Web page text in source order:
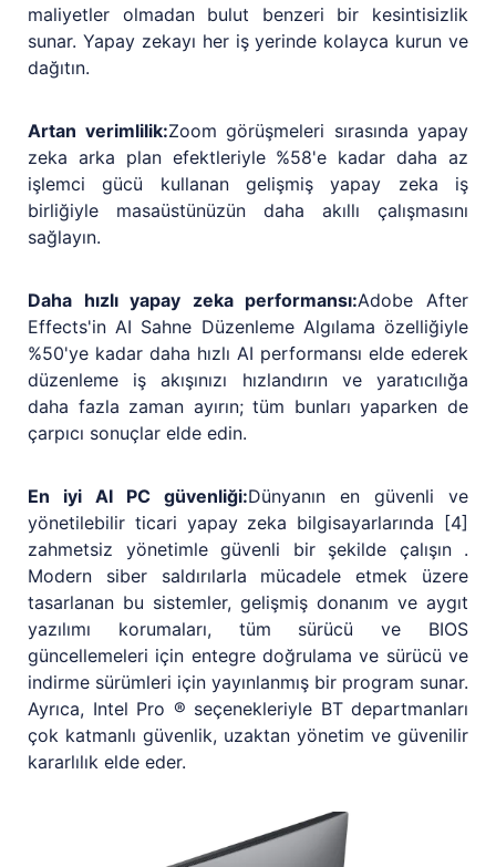
maliyetler olmadan bulut benzeri bir kesintisizlik
sunar. Yapay zekayı her iş yerinde kolayca kurun ve
dağıtın.
Artan verimlilik:Zoom görüşmeleri sırasında yapay
zeka arka plan efektleriyle %58'e kadar daha az
işlemci gücü kullanan gelişmiş yapay zeka iş
birliğiyle masaüstünüzün daha akıllı çalışmasını
sağlayın.
Daha hızlı yapay zeka performansı:Adobe After
Effects'in AI Sahne Düzenleme Algılama özelliğiyle
%50'ye kadar daha hızlı AI performansı elde ederek
düzenleme iş akışınızı hızlandırın ve yaratıcılığa
daha fazla zaman ayırın; tüm bunları yaparken de
çarpıcı sonuçlar elde edin.
En iyi AI PC güvenliği:Dünyanın en güvenli ve
yönetilebilir ticari yapay zeka bilgisayarlarında [4]
zahmetsiz yönetimle güvenli bir şekilde çalışın .
Modern siber saldırılarla mücadele etmek üzere
tasarlanan bu sistemler, gelişmiş donanım ve aygıt
yazılımı korumaları, tüm sürücü ve BIOS
güncellemeleri için entegre doğrulama ve sürücü ve
indirme sürümleri için yayınlanmış bir program sunar.
Ayrıca, Intel Pro ® seçenekleriyle BT departmanları
çok katmanlı güvenlik, uzaktan yönetim ve güvenilir
kararlılık elde eder.